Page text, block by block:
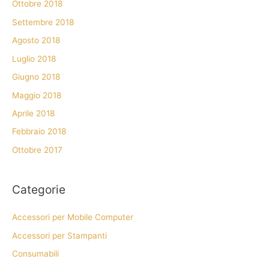
Ottobre 2018
Settembre 2018
Agosto 2018
Luglio 2018
Giugno 2018
Maggio 2018
Aprile 2018
Febbraio 2018
Ottobre 2017
Categorie
Accessori per Mobile Computer
Accessori per Stampanti
Consumabili